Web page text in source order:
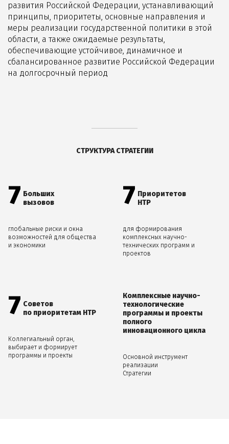
развития Российской Федерации, устанавливающий
принципы, приоритеты, основные направления и
меры реализации государственной политики в этой
области, а также ожидаемые результаты,
обеспечивающие устойчивое, динамичное и
сбалансированное развитие Российской Федерации
на долгосрочный период
СТРУКТУРА СТРАТЕГИИ
7 Больших
вызовов
глобальные риски и окна
возможностей для общества
и экономики
7 Приоритетов
НТР
для формирования
комплексных научно-
технических программ и
проектов
7 Советов
по приоритетам НТР
Коллегиальный орган,
выбирает и формирует
программы и проекты
Комплексные научно-
технологические
программы и проекты
полного
инновационного цикла
Основной инструмент
реализации
Стратегии